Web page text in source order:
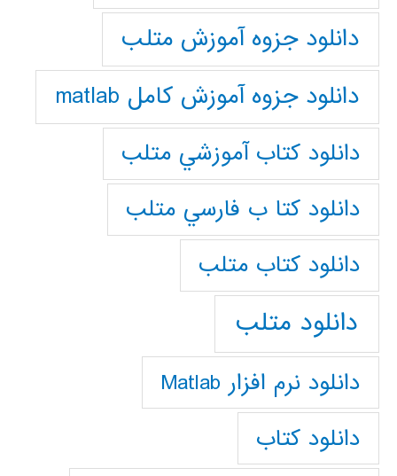
دانلود جزوه آموزش متلب
دانلود جزوه آموزش کامل matlab
دانلود كتاب آموزشي متلب
دانلود كتا ب فارسي متلب
دانلود كتاب متلب
دانلود متلب
دانلود نرم افزار Matlab
دانلود کتاب